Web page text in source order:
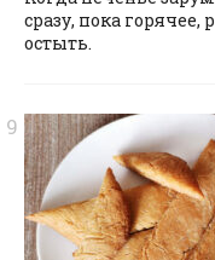
сразу, пока горячее,
остыть.